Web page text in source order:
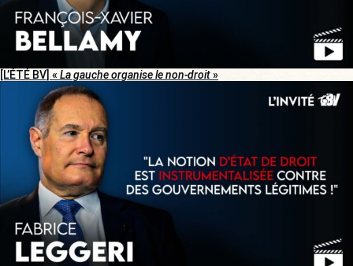
[L’ÉTÉ BV] « La gauche organise le non-droit»